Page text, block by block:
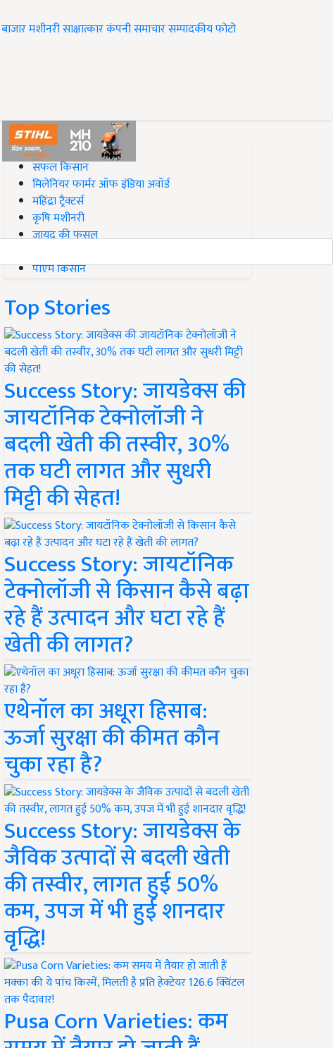
बाजारमशीनरीसाक्षात्कारकंपनी समाचारसम्पादकीयफोटो
#Top on Krishi Jagran
सफल किसान
मिलेनियर फार्मर ऑफ इंडिया अवॉर्ड
महिंद्रा ट्रैक्टर्स
कृषि मशीनरी
जायद की फसल
पीएम किसान
Top Stories
Success Story: जायडेक्स की
जायटॉनिक टेक्नोलॉजी ने
बदली खेती की तस्वीर, 30%
तक घटी लागत और सुधरी
मिट्टी की सेहत!
Success Story: जायटॉनिक
टेक्नोलॉजी से किसान कैसे बढ़ा
रहे हैं उत्पादन और घटा रहे हैं
खेती की लागत?
एथेनॉल का अधूरा हिसाब:
ऊर्जा सुरक्षा की कीमत कौन
चुका रहा है?
Success Story: जायडेक्स के
जैविक उत्पादों से बदली खेती
की तस्वीर, लागत हुई 50%
कम, उपज में भी हुई शानदार
वृद्धि!
Pusa Corn Varieties: कम